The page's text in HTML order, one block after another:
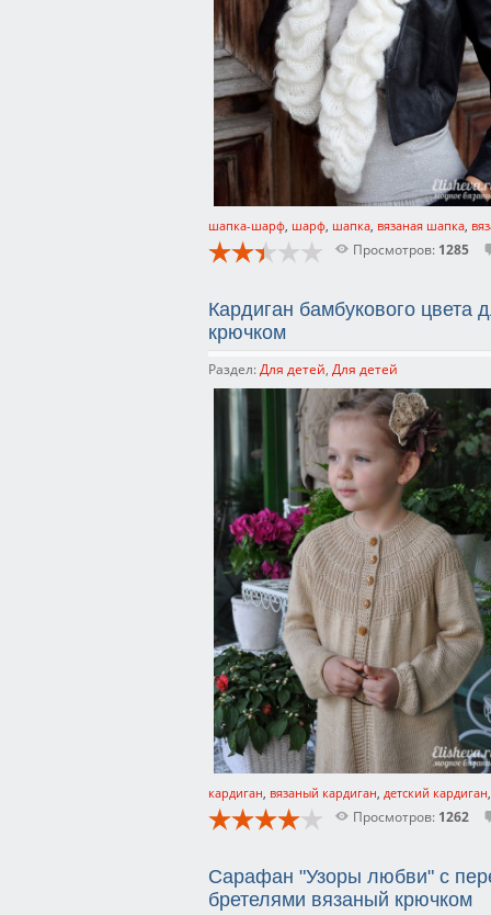
шапка-шарф шарф шапка вязаная шапка
Просмотров: 1285
Кардиган бамбукового цвета
крючком
Раздел: Для детей Для детей
кардиган вязаный кардиган детский кардиган
Просмотров: 1262
Сарафан "Узоры любви" с
бретелями вязаный крючком